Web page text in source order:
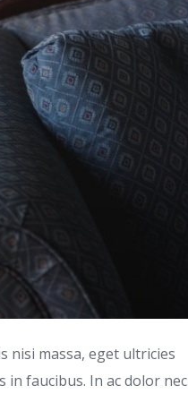
nisi massa, eget ultricies
in faucibus. In ac dolor nec